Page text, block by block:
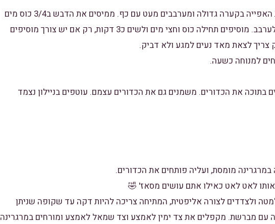
שמים את הקמח הסוכר המלח ואבקת האפייה בקערה גדולה ומערבבים מעט עם כף. ממיסים את הדבש ב3/4 כוס מים
ומוסיפים לתערובת הקמח ומתחילים לערבב. מוסיפים תחילה כוס וחצי מים ולשים כ3 דקות, רק אם יש צורך מוסיפים
צריך לצאת מאד נעים למגע ולא דביק.
למנוחה כשעה.
שמן ומניחים בתוכה את הכדורים. משמנים גם את הכדורים עצמם. עוטפים בניילון נצמד
מומסת, ועליה פותחים את הכדורים.
לאט לאט כאילו אתם עושים מסאז' 🤣
ולצדדים לצורה אליפטית, המתיחה צריכה להיות דקה עד שקופה שניתן
עם מברשת. מקפלים את צד ימין לאמצע וצד שמאל לאמצע ומורחים במרגרינה